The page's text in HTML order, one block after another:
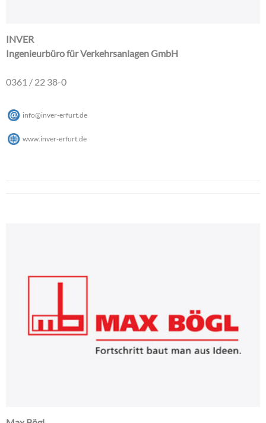
INVER
Ingenieurbüro für Verkehrsanlagen GmbH
0361 / 22 38-0
info@inver-erfurt de
www.inver-erfurt.de